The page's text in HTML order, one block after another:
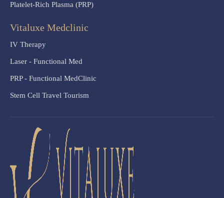
Platelet-Rich Plasma (PRP)
Vitaluxe Medclinic
IV Therapy
Laser - Functional Med
PRP - Functional MedClinic
Stem Cell Travel Tourism